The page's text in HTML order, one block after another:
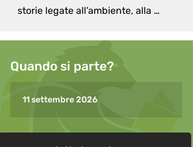
storie legate all’ambiente, alla
e natura. La profonda passione per
il viaggio e per lo storytelling lo ha
partecipando a progetti di
Quando si parte?
11 settembre 2026